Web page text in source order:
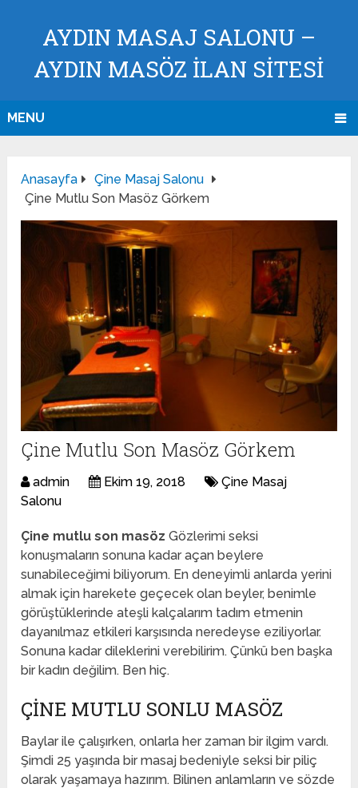
AYDIN MASAJ SALONU –
AYDIN MASÖZ İLAN SİTESİ
MENU
Anasayfa
Çine Masaj Salonu
Çine Mutlu Son Masöz Görkem
Çine Mutlu Son Masöz Görkem
admin Ekim 19, 2018
Çine Masaj
Salonu
Çine mutlu son masöz Gözlerimi seksi
konuşmaların sonuna kadar açan beylere
sunabileceğimi biliyorum. En deneyimli anlarda yerini
almak için harekete geçecek olan beyler, benimle
görüştüklerinde ateşli kalçalarım tadım etmenin
dayanılmaz etkileri karşısında neredeyse eziliyorlar.
Sonuna kadar dileklerini verebilirim. Çünkü ben başka
bir kadın değilim. Ben hiç.
ÇINE MUTLU SONLU MASÖZ
Baylar ile çalışırken, onlarla her zaman bir ilgim vardı.
Şimdi 25 yaşında bir masaj bedeniyle seksi bir piliç
olarak yaşamaya hazırım. Bilinen anlamların ve sözde